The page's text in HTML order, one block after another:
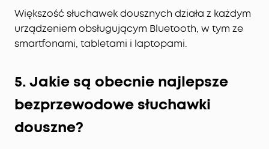
Większość słuchawek dousznych działa z każdym
urządzeniem obsługującym Bluetooth, w tym ze
smartfonami, tabletami i laptopami.
5. Jakie są obecnie najlepsze
bezprzewodowe słuchawki
douszne?